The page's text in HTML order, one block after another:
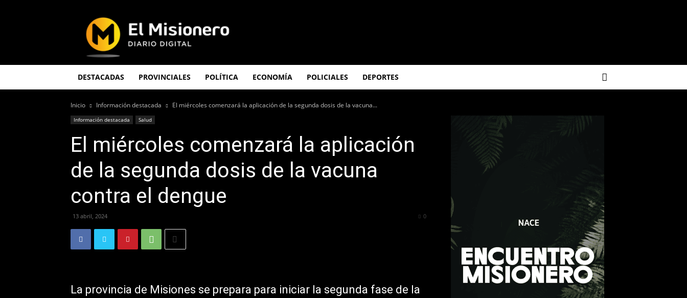
Misionero
DESTACADAS PROVINCIALES POLÍTICA ECONOMÍA POLICIALES DEPORTES
Inicio Información destacada El miércoles comenzará la aplicación de la segunda dosis de la vacuna...
Información destacada Salud
El miércoles comenzará la aplicación
de la segunda dosis de la vacuna
contra el dengue
13 abril, 2024 0
La provincia de Misiones se prepara para iniciar la segunda fase de la